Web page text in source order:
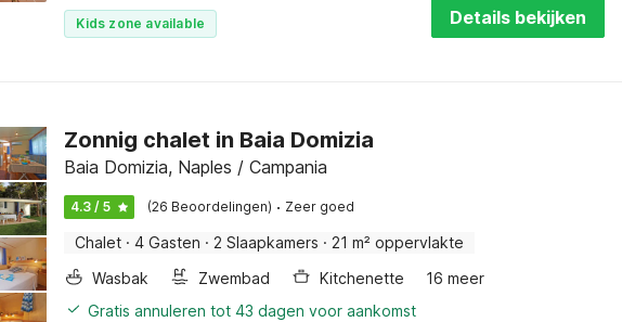
Kids zone available Details bekijken
Zonnig chalet in Baia Domizia
Baia Domizia, Naples / Campania
4.3 / 5 (26 Beoordelingen) · Zeer goed
Chalet · 4 Gasten · 2 Slaapkamers · 21 m² oppervlakte
Wasbak
Zwembad Kitchenette
16 meer
Gratis annuleren tot 43 dagen voor aankomst